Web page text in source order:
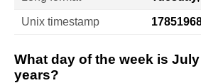
Unix timestamp
What day of the week is
years?